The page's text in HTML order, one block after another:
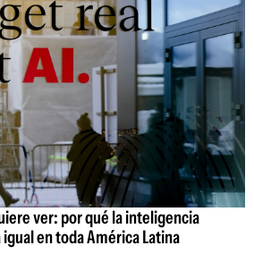
ver: por qué la inteligencia
en toda América Latina